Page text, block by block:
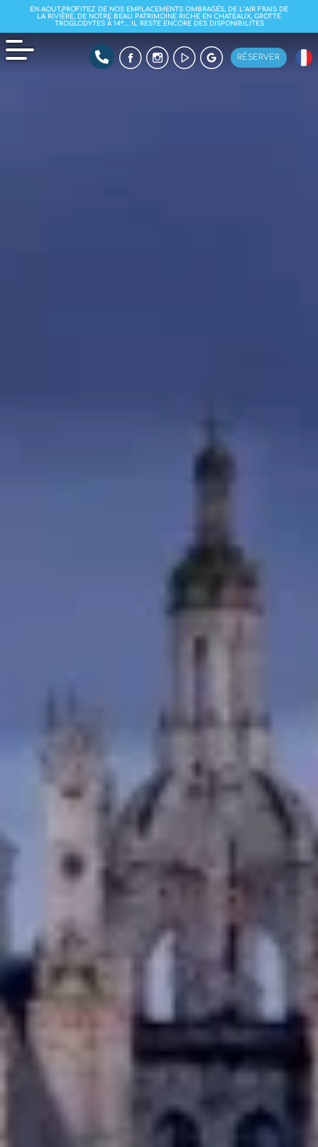
EN AOUT,PROFITEZ DE NOS EMPLACEMENTS OMBRAGÉS, DE L’AIR FRAIS DE
LA RIVIÈRE, DE NOTRE BEAU PATRIMOINE RICHE EN CHATEAUX, GROTTE
TROGLODYTES À 14°…. IL RESTE ENCORE DES DISPONIBILITES
RÉSERVER